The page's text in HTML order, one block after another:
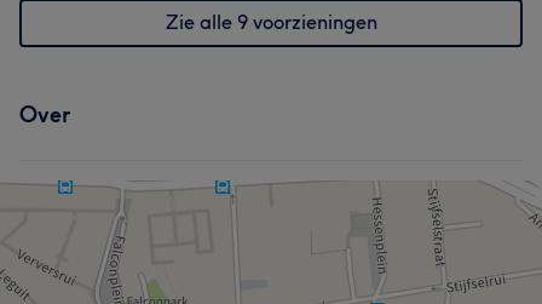
Zie alle 9 voorzieningen
Over